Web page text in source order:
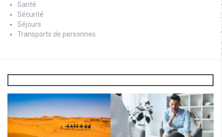
Santé
Sécurité
Séjours
Transports de personnes